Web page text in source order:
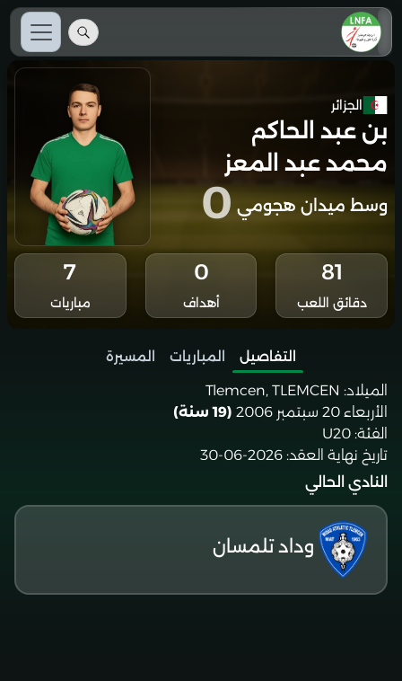
الجزائر
بن عبد الحاكم
محمد عبد المعز
وسط ميدان هجومي 0
81
دقائق اللعب
0
أهداف
7
مباريات
التفاصيل المباريات
المسيرة
الميلاد: Tlemcen, TLEMCEN
الأربعاء 20 سبتمبر 2006
(19 سنة)
الفئة: U20
تاريخ نهاية العقد: 2026-06-30
النادي الحالي
وداد تلمسان